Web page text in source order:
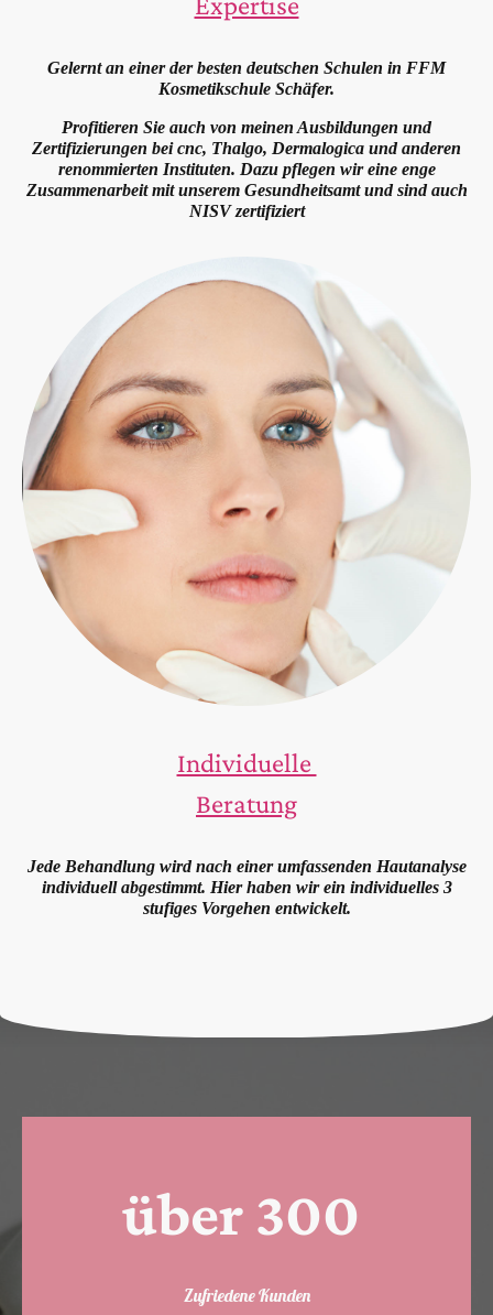
Gelernt an einer der besten deutschen Schulen in FFM
Kosmetikschule Schäfer.
Profitieren Sie auch von meinen Ausbildungen und
Zertifizierungen bei cnc, Thalgo, Dermalogica und anderen
renommierten Instituten. Dazu pflegen wir eine enge
Zusammenarbeit mit unserem Gesundheitsamt und sind auch
NISV zertifiziert
Individuelle
Beratung
Jede Behandlung wird nach einer umfassenden Hautanalyse
individuell abgestimmt. Hier haben wir ein individuelles 3
stufiges Vorgehen entwickelt.
über 300
Zufriedene Kunden